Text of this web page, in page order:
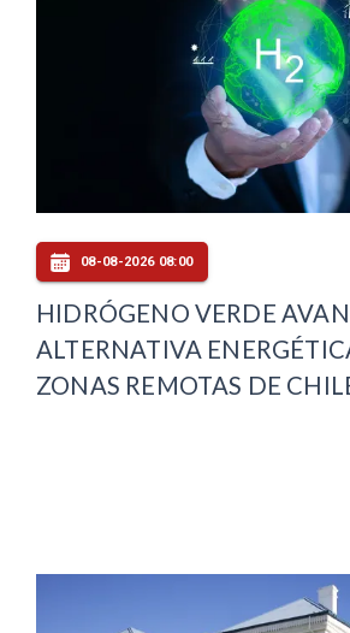
08-08-2026 08:00
HIDRÓGENO VERDE
ALTERNATIVA
ZONAS REMOTAS DE